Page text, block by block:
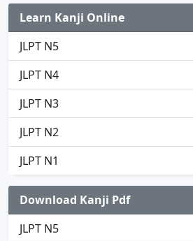
Learn Kanji Online
JLPT N5
JLPT N4
JLPT N3
JLPT N2
JLPT N1
Download Kanji Pdf
JLPT N5